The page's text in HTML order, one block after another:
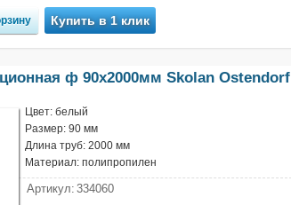
Купить в 1 клик
ф 90х2000мм Skolan Ostendorf
Цвет: белый
Размер: 90 мм
Длина труб: 2000 мм
Материал: полипропилен
Артикул: 334060